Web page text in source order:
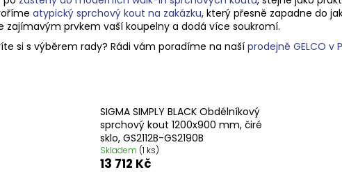
atypický sprchový kout na zakázku, který přesně zapadne do
zajímavým prvkem vaší koupelny a dodá více soukromí.
si s výběrem rady? Rádi vám poradíme na našíprodejně GELCO v
SIGMA SIMPLY BLACK Obdélníkový
sprchový kout 1200x900 mm, čiré
sklo, GS2112B-GS2190B
Skladem (1 ks)
13 712 Kč
SKLO GX1310
DO NIKY 1400MM, ČIRÉ
16 792 Kč